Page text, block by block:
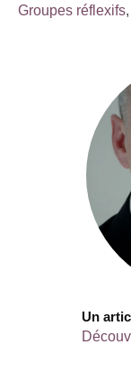
Groupes réflexifs,
Un